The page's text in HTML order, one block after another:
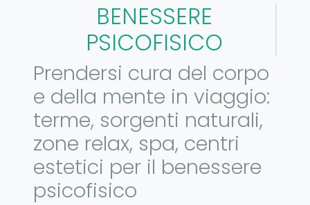
BENESSERE
PSICOFISICO
Prendersi cura del corpo
e della mente in viaggio:
terme, sorgenti naturali,
zone relax, spa, centri
estetici per il benessere
psicofisico